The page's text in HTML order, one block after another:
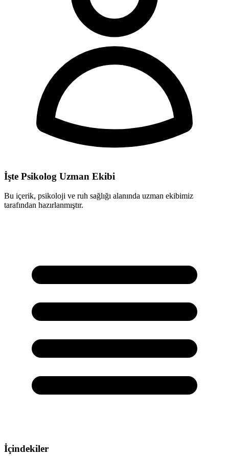
İşte Psikolog Uzman Ekibi
Bu içerik, psikoloji ve ruh sağlığı alanında uzman ekibimiz
tarafından hazırlanmıştır.
İçindekiler